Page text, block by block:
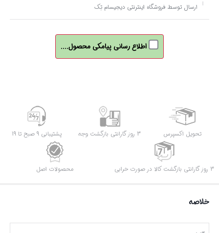
ارسال توسط فروشگاه اینترنتی دیجیسام تِک
اطلاع رسانی پیامکی محصول....
تحویل اکسپرس 3 روز گارانتی بازگشت وجه پشتیبانی 9 صبح تا 19
3 روز گارانتی بازگشت کالا در صورت خرابی محصولات اصل
خلاصه